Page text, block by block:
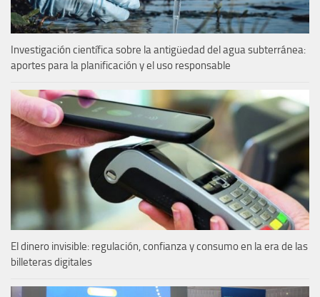
Investigación científica sobre la antigüedad del agua subterránea:
aportes para la planificación y el uso responsable
El dinero invisible: regulación, confianza y consumo en la era de las
billeteras digitales